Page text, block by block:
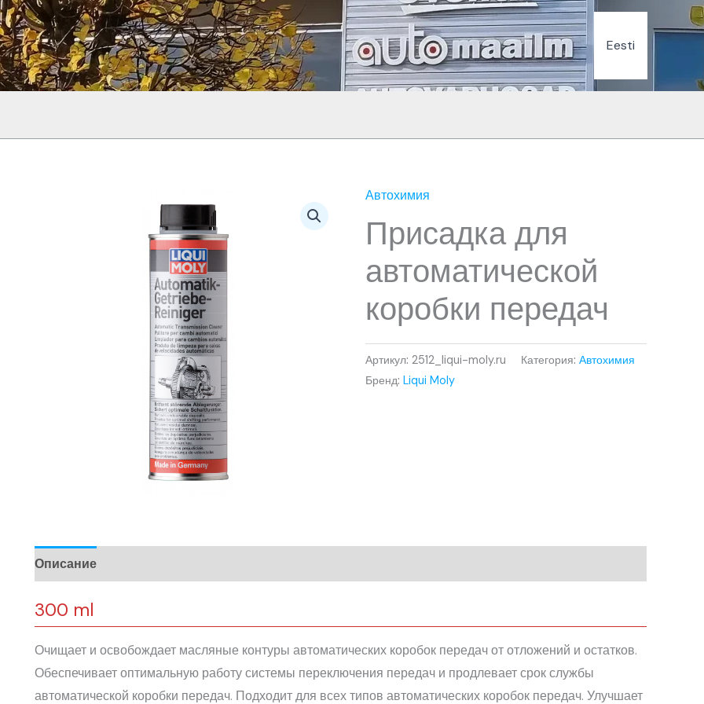
Eesti
Автохимия
Присадка для
автоматической
коробки передач
Артикул: 2512_liqui-moly.ru Категория: Автохимия
Бренд: Liqui Moly
Описание
300 ml
Очищает и освобождает масляные контуры автоматических коробок передач от отложений и остатков.
Обеспечивает оптимальную работу системы переключения передач и продлевает срок службы
автоматической коробки передач. Подходит для всех типов автоматических коробок передач. Улучшает